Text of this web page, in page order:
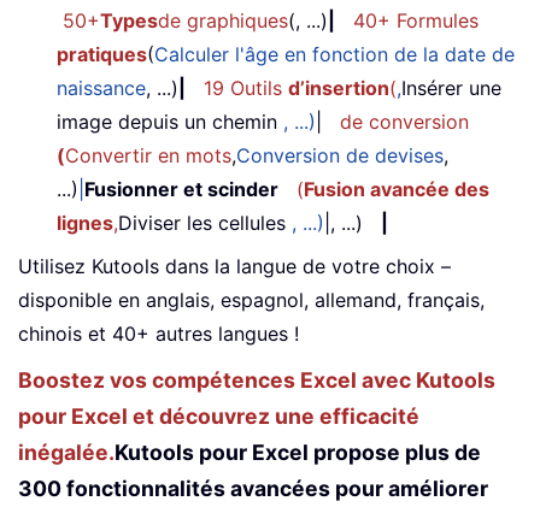
50+Typesde graphiques(, ...)
40+ Formules
pratiques(Calculer l'âge en fonction de la date de
naissance, ...) 19 Outils d’insertion(,Insérer une
image depuis un chemin , ...)
de conversion
(Convertir en mots,Conversion de devises,
...) Fusionner et scinder (Fusion avancée des
lignes,Diviser les cellules , ...) |, ...)
Utilisez Kutools dans la langue de votre choix –
disponible en anglais, espagnol, allemand, français,
chinois et 40+ autres langues !
Boostez vos compétences Excel avec Kutools
pour Excel et découvrez une efficacité
inégalée.Kutools pour Excel propose plus de
300 fonctionnalités avancées pour améliorer